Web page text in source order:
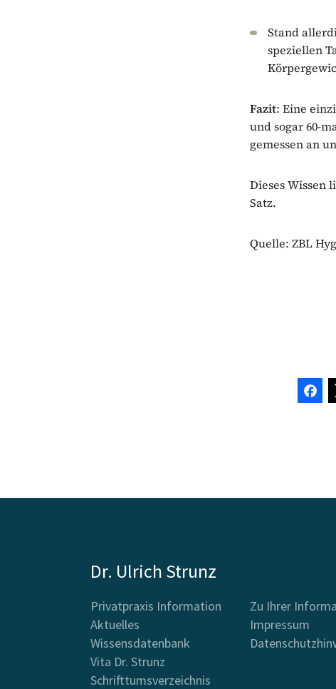
Stand
speziellen
Fazit: Eine
und sogar 60-
gemessen an
Dieses Wissen
Satz.
Quelle: ZBL
Dr. Ulrich Strunz
Privatpraxis Information
Aktuelles
Wissensdatenbank
Vita Dr. Strunz
Schrifttumsverzeichnis
Zu Ihrer
Impressum